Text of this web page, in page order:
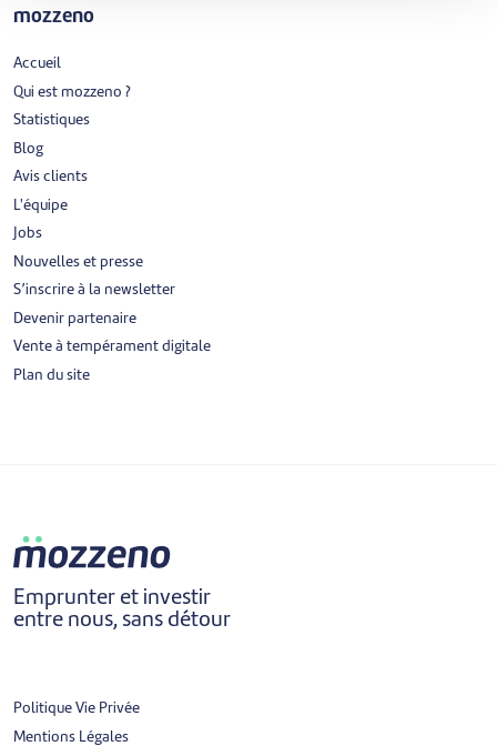
mozzeno
Accueil
Qui est mozzeno ?
Statistiques
Blog
Avis clients
L'équipe
Jobs
Nouvelles et presse
S’inscrire à la newsletter
Devenir partenaire
Vente à tempérament digitale
Plan du site
Emprunter et investir
entre nous, sans détour
Politique Vie Privée
Mentions Légales